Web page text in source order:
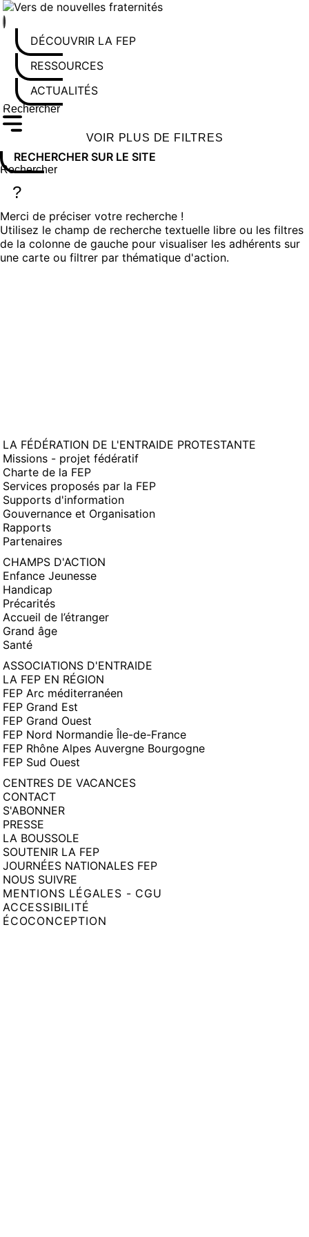
Aller
au
contenuDÉCOUVRIR LA FEP
RESSOURCES
ACTUALITÉS
Rechercher sur le site
Saisissez au moins 3 caractères pour lancer la recherche
VOIR PLUS DE FILTRES
RECHERCHER SUR LE SITE
Rechercher sur le site
Saisissez au moins 3 caractères pour lancer la recherche
?
Merci de préciser votre recherche !
Utilisez le champ de recherche textuelle libre ou les filtres
de la colonne de gauche pour visualiser les adhérents sur
une carte ou filtrer par thématique d'action.
LA FÉDÉRATION DE L'ENTRAIDE PROTESTANTE
Missions - projet fédératif
Charte de la FEP
Services proposés par la FEP
Supports d'information
Gouvernance et Organisation
Rapports
Partenaires
CHAMPS D'ACTION
Enfance Jeunesse
Handicap
Précarités
Accueil de l’étranger
Grand âge
Santé
ASSOCIATIONS D'ENTRAIDE
LA FEP EN RÉGION
FEP Arc méditerranéen
FEP Grand Est
FEP Grand Ouest
FEP Nord Normandie Île-de-France
FEP Rhône Alpes Auvergne Bourgogne
FEP Sud Ouest
CENTRES DE VACANCES
CONTACT
S'ABONNER
PRESSE
LA BOUSSOLE
SOUTENIR LA FEP
JOURNÉES NATIONALES FEP
NOUS SUIVRE
MENTIONS LÉGALES - CGU
ACCESSIBILITÉ
ÉCOCONCEPTION